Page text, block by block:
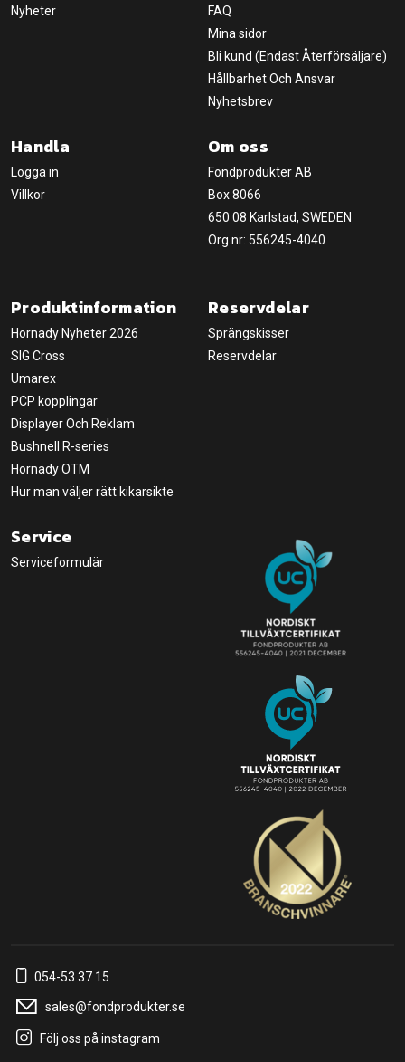
Nyheter
FAQ
Mina sidor
Bli kund (Endast Återförsäljare)
Hållbarhet Och Ansvar
Nyhetsbrev
Handla
Logga in
Villkor
Om oss
Fondprodukter AB
Box 8066
650 08 Karlstad, SWEDEN
Org.nr: 556245-4040
Produktinformation
Hornady Nyheter 2026
SIG Cross
Umarex
PCP kopplingar
Displayer Och Reklam
Bushnell R-series
Hornady OTM
Hur man väljer rätt kikarsikte
Reservdelar
Sprängskisser
Reservdelar
Service
Serviceformulär
054-53 37 15
sales@fondprodukter.se
Följ oss på instagram